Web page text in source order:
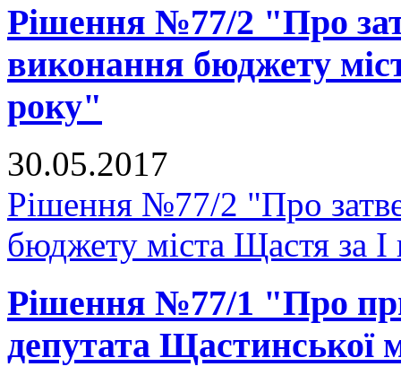
Рішення №77/2 "Про
виконання бюджету
року"
30.05.2017
Рішення №77/2 "Про
бюджету міста Щастя за I
Рішення №77/1 "Про
депутата Щастинської